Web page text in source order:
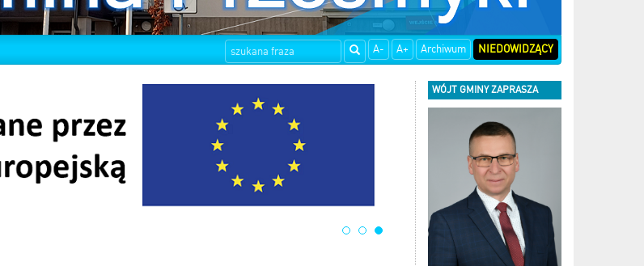
A- A+ Archiwum NIEDOWIDZĄCY
WÓJT GMINY ZAPRASZA